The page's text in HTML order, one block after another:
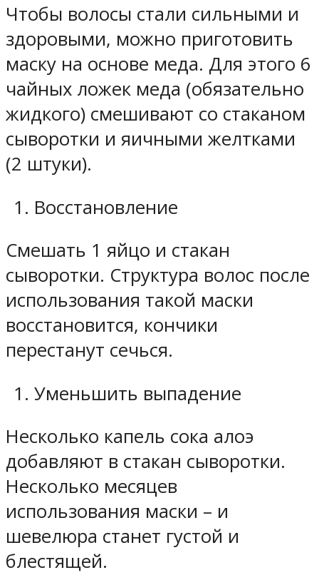
Чтобы волосы стали сильными и
здоровыми, можно приготовить
маску на основе меда. Для этого 6
чайных ложек меда (обязательно
жидкого) смешивают со стаканом
сыворотки и яичными желтками
(2 штуки).
Восстановление
Смешать 1 яйцо и стакан
сыворотки. Структура волос после
использования такой маски
восстановится, кончики
перестанут сечься.
Уменьшить выпадение
Несколько капель сока алоэ
добавляют в стакан сыворотки.
Несколько месяцев
использования маски – и
шевелюра станет густой и
блестящей.